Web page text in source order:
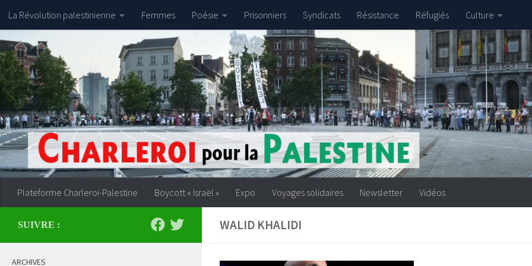
Skip to content
La Révolution palestinienne Femmes Poésie Prisonniers Syndicats Résistance Réfugiés Culture
Plateforme Charleroi-Palestine Boycott « Israël » Expo Voyages solidaires Newsletter Vidéos
WALID KHALIDI
SUIVRE :
ARCHIVES